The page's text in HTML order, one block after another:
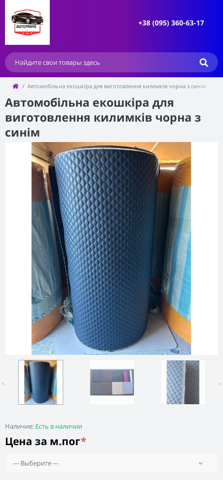
+38 (095) 360-63-17
Автомобільна екошкіра для виготовлення килимків чорна з синім
Автомобільна екошкіра для
виготовлення килимків чорна з
синім
Наличие: Есть в наличии
< >
Цена за м.пог*